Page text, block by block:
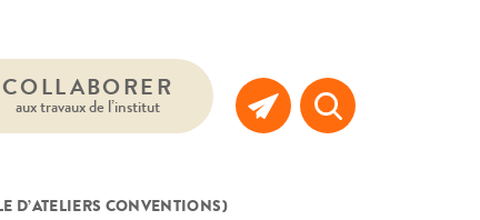
COLLABORER
aux travaux de l’institut
D’ATELIERS CONVENTIONS)